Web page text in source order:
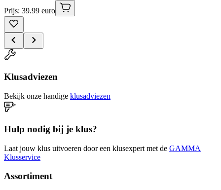
Prijs: 39.99 euro
Klusadviezen
Bekijk onze handige klusadviezen
Hulp nodig bij je klus?
Laat jouw klus uitvoeren door een klusexpert met de GAMMA
Klusservice
Assortiment